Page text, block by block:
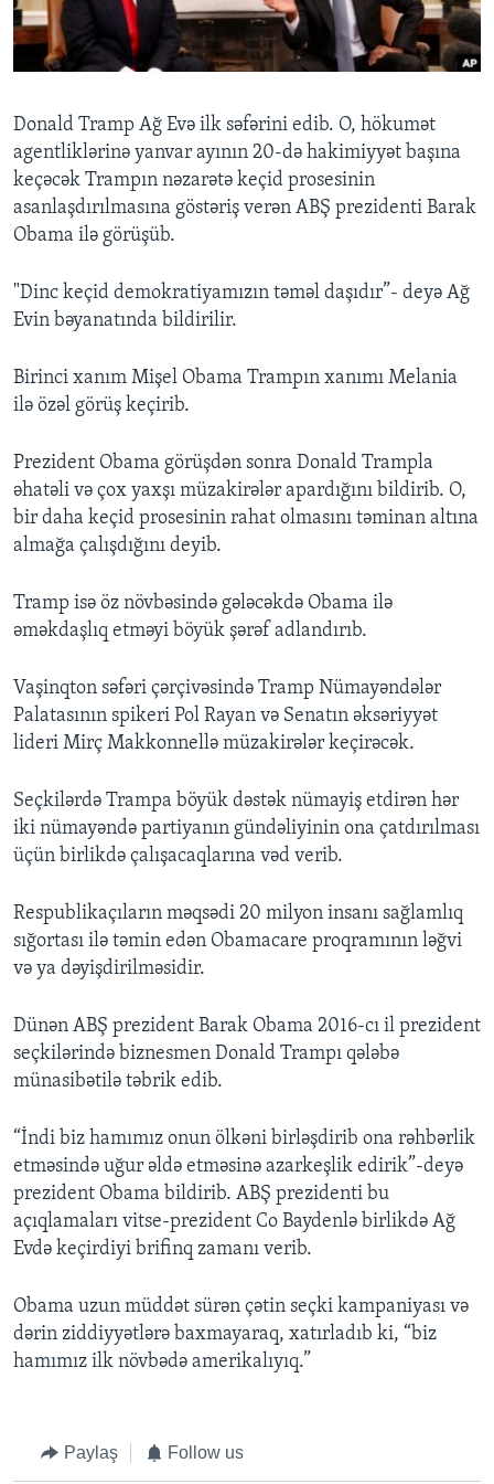
BIZI IZLƏYIN
Dillər
Donald Tramp Ağ Evə ilk səfərini edib. O, hökumət
agentliklərinə yanvar ayının 20-də hakimiyyət başına
keçəcək Trampın nəzarətə keçid prosesinin
asanlaşdırılmasına göstəriş verən ABŞ prezidenti Barak
Obama ilə görüşüb.
"Dinc keçid demokratiyamızın təməl daşıdır”- deyə Ağ
Evin bəyanatında bildirilir.
Birinci xanım Mişel Obama Trampın xanımı Melania
ilə özəl görüş keçirib.
Prezident Obama görüşdən sonra Donald Trampla
əhatəli və çox yaxşı müzakirələr apardığını bildirib. O,
bir daha keçid prosesinin rahat olmasını təminan altına
almağa çalışdığını deyib.
Tramp isə öz növbəsində gələcəkdə Obama ilə
əməkdaşlıq etməyi böyük şərəf adlandırıb.
Vaşinqton səfəri çərçivəsində Tramp Nümayəndələr
Palatasının spikeri Pol Rayan və Senatın əksəriyyət
lideri Mirç Makkonnellə müzakirələr keçirəcək.
Seçkilərdə Trampa böyük dəstək nümayiş etdirən hər
iki nümayəndə partiyanın gündəliyinin ona çatdırılması
üçün birlikdə çalışacaqlarına vəd verib.
Respublikaçıların məqsədi 20 milyon insanı sağlamlıq
sığortası ilə təmin edən Obamacare proqramının ləğvi
və ya dəyişdirilməsidir.
Dünən ABŞ prezident Barak Obama 2016-cı il prezident
seçkilərində biznesmen Donald Trampı qələbə
münasibətilə təbrik edib.
“İndi biz hamımız onun ölkəni birləşdirib ona rəhbərlik
etməsində uğur əldə etməsinə azarkeşlik edirik”-deyə
prezident Obama bildirib. ABŞ prezidenti bu
açıqlamaları vitse-prezident Co Baydenlə birlikdə Ağ
Evdə keçirdiyi brifinq zamanı verib.
Obama uzun müddət sürən çətin seçki kampaniyası və
dərin ziddiyyətlərə baxmayaraq, xatırladıb ki, “biz
hamımız ilk növbədə amerikalıyıq.”
Paylaş Follow us